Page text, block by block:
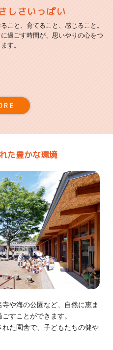
しさいっぱい
こと、育てること、感じること。
に過ごす時間が、思いやりの心をつ
す。
た豊かな環境
や海の公園など、自然に恵ま
すことができます。
た園舎で、子どもたちの健や